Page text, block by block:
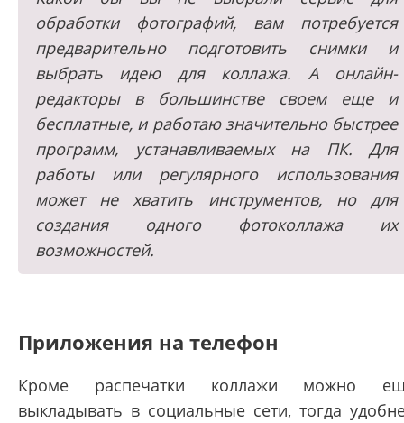
обработки фотографий, вам потребуется
предварительно подготовить снимки и
выбрать идею для коллажа. А онлайн-
редакторы в большинстве своем еще и
бесплатные, и работаю значительно быстрее
программ, устанавливаемых на ПК. Для
работы или регулярного использования
может не хватить инструментов, но для
создания одного фотоколлажа их
возможностей.
Приложения на телефон
Кроме распечатки коллажи можно
выкладывать в социальные сети, тогда